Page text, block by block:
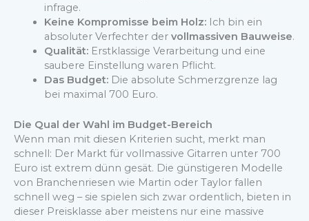
infrage.
Keine Kompromisse beim Holz:Ich bin ein
absoluter Verfechter der vollmassiven Bauweise.
Qualität:Erstklassige Verarbeitung und eine
saubere Einstellung waren Pflicht.
Das Budget:Die absolute Schmerzgrenze lag
bei maximal 700 Euro.
Die Qual der Wahl im Budget-Bereich
Wenn man mit diesen Kriterien sucht, merkt man
schnell: Der Markt für vollmassive Gitarren unter 700
Euro ist extrem dünn gesät. Die günstigeren Modelle
von Branchenriesen wie Martin oder Taylor fallen
schnell weg – sie spielen sich zwar ordentlich, bieten in
dieser Preisklasse aber meistens nur eine massive